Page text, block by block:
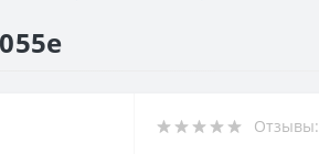
Отзывы: